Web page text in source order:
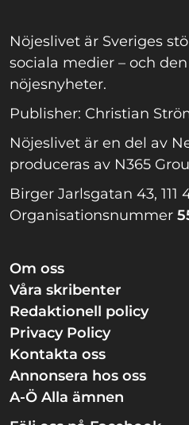
Nöjeslivet är Sveriges
sociala medier – och
nöjesnyheter.
Publisher: Christian
Nöjeslivet är en del av
produceras av N365
Birger Jarlsgatan 43, 111
Organisationsnummer
Om oss
Våra skribenter
Redaktionell policy
Privacy Policy
Kontakta oss
Annonsera hos oss
A-Ö Alla ämnen